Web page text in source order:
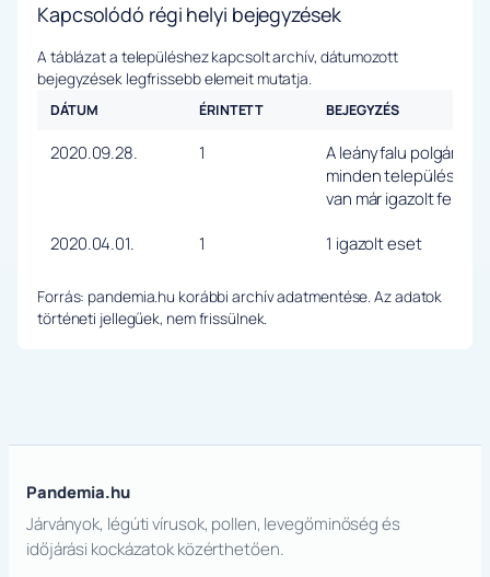
Kapcsolódó régi helyi bejegyzések
A táblázat a településhez kapcsolt archív, dátumozott
bejegyzések legfrissebb elemeit mutatja.
DÁTUM ÉRINTETT BEJEGYZÉS
2020.09.28. 1
A leányfalu
minden településen
van már igazolt
2020.04.01.
1 1 igazolt eset
Forrás: pandemia.hu korábbi archív adatmentése. Az adatok
történeti jellegűek, nem frissülnek.
Pandemia.hu
Járványok, légúti vírusok, pollen, levegőminőség és
időjárási kockázatok közérthetően.